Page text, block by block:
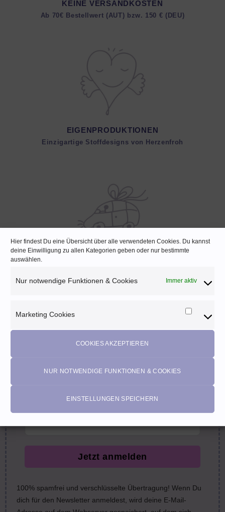
Hier findest Du eine Übersicht über alle verwendeten Cookies. Du kannst
deine Einwilligung zu allen Kategorien geben oder nur bestimmte
auswählen.
Nur notwendige Funktionen & Cookies Immer aktiv
Marketing Cookies
Cookies
COOKIES AKZEPTIEREN
NUR NOTWENDIGE FUNKTIONEN & COOKIES
EINSTELLUNGEN SPEICHERN
KEINE VERSANDKOSTEN
Ab 70€ Bestellwert (AUT) bzw. 150 € (DEU)
EIGENPRODUKTIONEN
Einzigartige Stoffdesigns von Herzenfroh
Melde dich für unseren Newsletter an und
profitiere von diesen Vorteilen:
neue Produkte • ErhaltePflegetipps•5% Rabattauf deine
Jetzt anmelden
100% spamfrei und verschlüsselte Übertragung! Wenn Du
dich für den Newsletter anmeldest, wird deine E-Mail-